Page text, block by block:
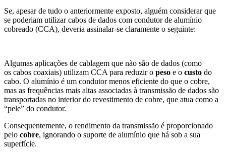
Se, apesar de tudo o anteriormente exposto, alguém considerar que
se poderiam utilizar cabos de dados com condutor de alumínio
cobreado (CCA), deveria assinalar-se claramente o seguinte:
Algumas aplicações de cablagem que não são de dados (como
os cabos coaxiais) utilizam CCA para reduzir o peso e o custo do
cabo. O alumínio é um condutor menos eficiente do que o cobre,
mas as frequências mais altas associadas à transmissão de dados são
transportadas no interior do revestimento de cobre, que atua como a
“pele” do condutor.
Consequentemente, o rendimento da transmissão é proporcionado
pelo cobre, ignorando o suporte de alumínio que há sob a sua
superfície.